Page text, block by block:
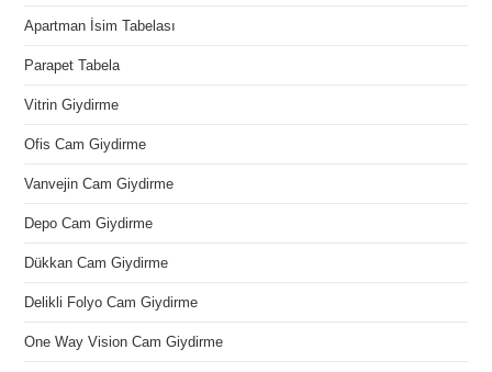
Apartman İsim Tabelası
Parapet Tabela
Vitrin Giydirme
Ofis Cam Giydirme
Vanvejin Cam Giydirme
Depo Cam Giydirme
Dükkan Cam Giydirme
Delikli Folyo Cam Giydirme
One Way Vision Cam Giydirme